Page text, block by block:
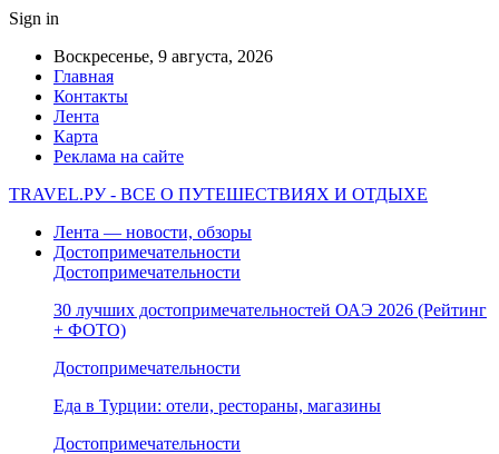
Sign in
Воскресенье, 9 августа, 2026
Главная
Контакты
Лента
Карта
Реклама на сайте
TRAVEL.РУ - ВСЕ О ПУТЕШЕСТВИЯХ И ОТДЫХЕ
Лента — новости, обзоры
Достопримечательности
Достопримечательности
30 лучших достопримечательностей ОАЭ 2026 (Рейтинг
+ ФОТО)
Достопримечательности
Еда в Турции: отели, рестораны, магазины
Достопримечательности